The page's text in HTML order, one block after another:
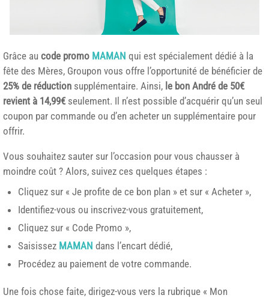
Grâce au code promo MAMAN qui est spécialement dédié à la
fête des Mères, Groupon vous offre l’opportunité de bénéficier de
25% de réduction supplémentaire. Ainsi, le bon André de 50€
revient à 14,99€ seulement. Il n’est possible d’acquérir qu’un seul
coupon par commande ou d’en acheter un supplémentaire pour
offrir.
Vous souhaitez sauter sur l’occasion pour vous chausser à
moindre coût ? Alors, suivez ces quelques étapes :
Cliquez sur « Je profite de ce bon plan » et sur « Acheter »,
Identifiez-vous ou inscrivez-vous gratuitement,
Cliquez sur « Code Promo »,
Saisissez MAMAN dans l’encart dédié,
Procédez au paiement de votre commande.
Une fois chose faite, dirigez-vous vers la rubrique « Mon